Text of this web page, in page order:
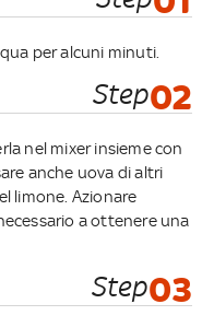
per alcuni minuti.
Step02
nel mixer insieme con
anche uova di altri
limone. Azionare
a ottenere una
Step03